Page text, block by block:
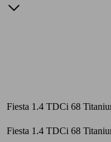
Fiesta 1.4 TDCi 68
Fiesta 1.4 TDCi 68